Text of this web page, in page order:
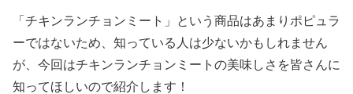
「チキンランチョンミート」という商品はあまりポピュラ
ーではないため、知っている人は少ないかもしれません
が、今回はチキンランチョンミートの美味しさを皆さんに
知ってほしいので紹介します！